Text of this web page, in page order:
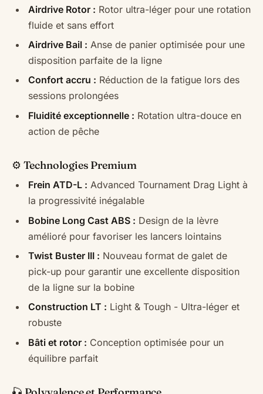
Airdrive Rotor : Rotor ultra-léger pour une rotation
fluide et sans effort
Airdrive Bail : Anse de panier optimisée pour une
disposition parfaite de la ligne
Confort accru : Réduction de la fatigue lors des
sessions prolongées
Fluidité exceptionnelle : Rotation ultra-douce en
action de pêche
⚙️ Technologies Premium
Frein ATD-L : Advanced Tournament Drag Light à
la progressivité inégalable
Bobine Long Cast ABS : Design de la lèvre
amélioré pour favoriser les lancers lointains
Twist Buster III : Nouveau format de galet de
pick-up pour garantir une excellente disposition
de la ligne sur la bobine
Construction LT : Light & Tough - Ultra-léger et
robuste
Bâti et rotor : Conception optimisée pour un
équilibre parfait